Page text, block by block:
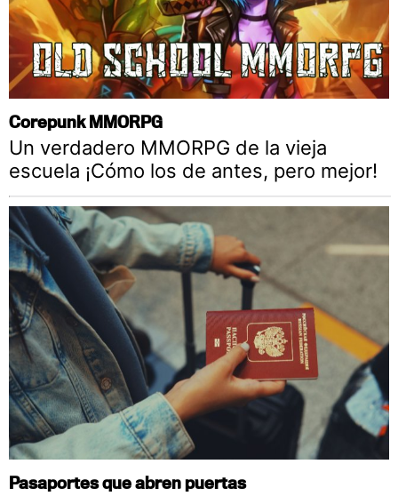
Corepunk MMORPG
Un verdadero MMORPG de la vieja
escuela ¡Cómo los de antes, pero mejor!
Pasaportes que abren puertas